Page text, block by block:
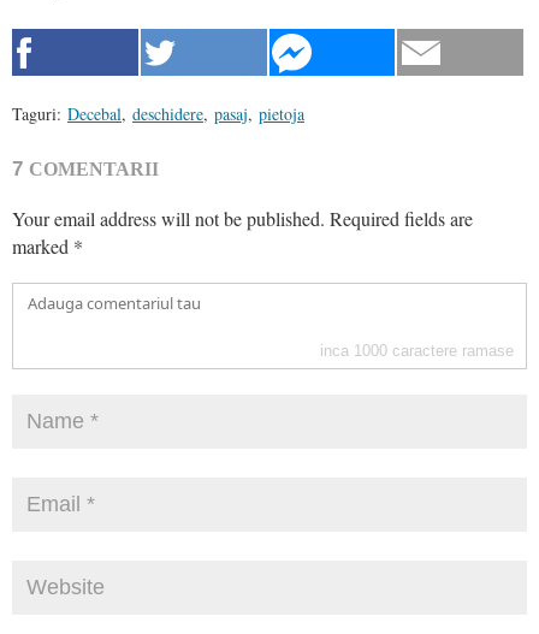
Taguri: Decebal, deschidere, pasaj, pietoja
7 COMENTARII
Your email address will not be published. Required fields are
marked *
inca 1000 caractere ramase